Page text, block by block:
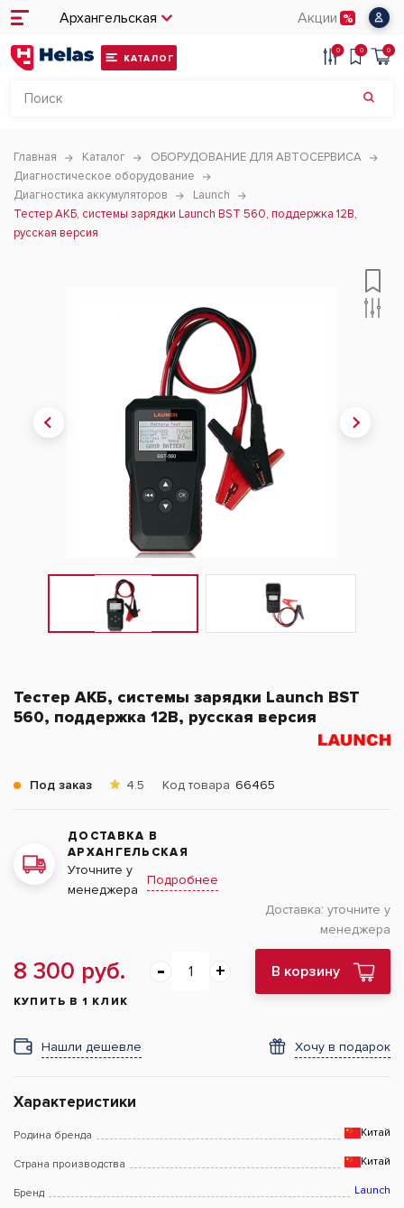
Архангельская Акции
КАТАЛОГ
0 0 0
Главная Каталог
ОБОРУДОВАНИЕ ДЛЯ АВТОСЕРВИСА
Диагностическое оборудование
Диагностика аккумуляторов
Launch
Тестер АКБ, системы зарядки Launch BST 560, поддержка 12В,
русская версия
Тестер АКБ, системы зарядки Launch BST
560, поддержка 12В, русская версия
Под заказ 4.5 Код товара 66465
ДОСТАВКА В
АРХАНГЕЛЬСКАЯ
Уточните у
менеджера
Подробнее
Доставка: уточните у
менеджера
8 300 руб. В корзину
КУПИТЬ В 1 КЛИК
Нашли дешевле Хочу в подарок
Характеристики
Родина бренда Китай
Страна производства Китай
Бренд Launch